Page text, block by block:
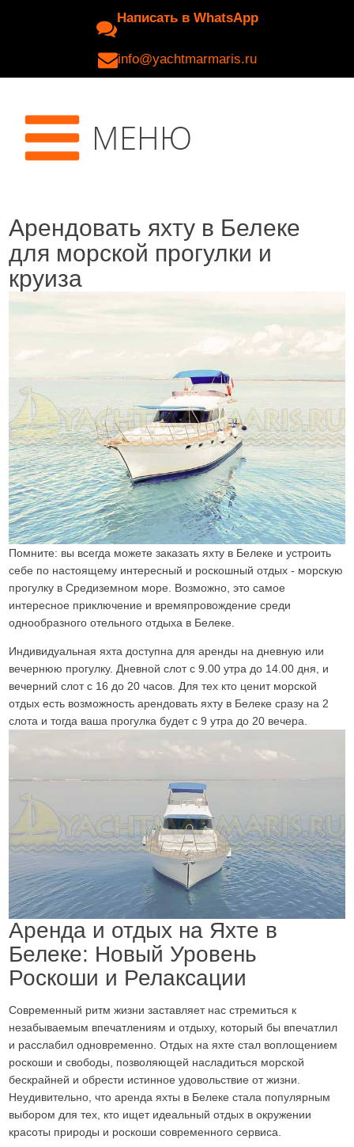
Написать в WhatsApp
info@yachtmarmaris.ru
МЕНЮ
Арендовать яхту в Белеке
для морской прогулки и
круиза
Помните: вы всегда можете заказать яхту в Белеке и устроить
себе по настоящему интересный и роскошный отдых - морскую
прогулку в Средиземном море. Возможно, это самое
интересное приключение и времяпровождение среди
однообразного отельного отдыха в Белеке.
Индивидуальная яхта доступна для аренды на дневную или
вечернюю прогулку. Дневной слот с 9.00 утра до 14.00 дня, и
вечерний слот с 16 до 20 часов. Для тех кто ценит морской
отдых есть возможность арендовать яхту в Белеке сразу на 2
слота и тогда ваша прогулка будет с 9 утра до 20 вечера.
Аренда и отдых на Яхте в
Белеке: Новый Уровень
Роскоши и Релаксации
Современный ритм жизни заставляет нас стремиться к
незабываемым впечатлениям и отдыху, который бы впечатлил
и расслабил одновременно. Отдых на яхте стал воплощением
роскоши и свободы, позволяющей насладиться морской
бескрайней и обрести истинное удовольствие от жизни.
Неудивительно, что аренда яхты в Белеке стала популярным
выбором для тех, кто ищет идеальный отдых в окружении
красоты природы и роскоши современного сервиса.